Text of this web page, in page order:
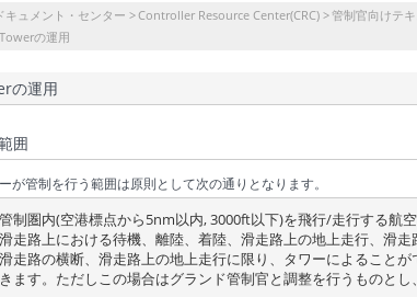
キュメント・センター Controller Resource Center(CRC) 管制官向けテキ
の運用
の運用
囲
が管制を行う範囲は原則として次の通りとなります。
管制圏内(空港標点から5nm以内, 3000ft以下)を飛行/走行する航
滑走路上における待機、離陸、着陸、滑走路上の地上走行、滑
滑走路の横断、滑走路上の地上走行に限り、タワーによること
ます。ただしこの場合はグランド管制官と調整を行うものとし